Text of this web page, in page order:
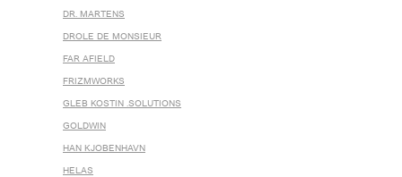
DR. MARTENS
DROLE DE MONSIEUR
FAR AFIELD
FRIZMWORKS
GLEB KOSTIN .SOLUTIONS
GOLDWIN
HAN KJOBENHAVN
HELAS